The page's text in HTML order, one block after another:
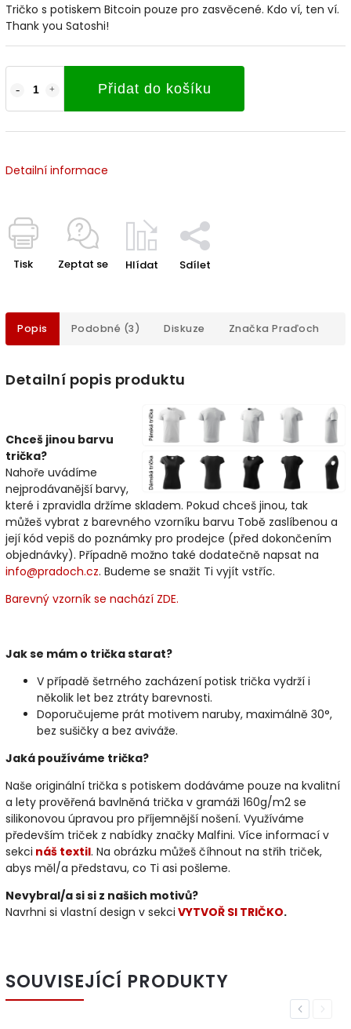
Přidat do košíku
Tričko s potiskem Bitcoin pouze pro zasvěcené. Kdo ví, ten ví.
Thank you Satoshi!
Detailní informace
Tisk Zeptat se Hlídat Sdílet
Popis Podobné (3) Diskuze Značka Praďoch
Detailní popis produktu
Chceš jinou barvu
trička?
Nahoře uvádíme
nejprodávanější barvy,
které i zpravidla držíme skladem. Pokud chceš jinou, tak
můžeš vybrat z barevného vzorníku barvu Tobě zaslíbenou a
její kód vepiš do poznámky pro prodejce (před dokončením
objednávky). Případně možno také dodatečně napsat na
info@pradoch.cz. Budeme se snažit Ti vyjít vstříc.
Barevný vzorník se nachází ZDE.
Jak se mám o trička starat?
V případě šetrného zacházení potisk trička vydrží i
několik let bez ztráty barevnosti.
Doporučujeme prát motivem naruby, maximálně 30°,
bez sušičky a bez aviváže.
Jaká používáme trička?
Naše originální trička s potiskem dodáváme pouze na kvalitní
a lety prověřená bavlněná trička v gramáži 160g/m2 se
silikonovou úpravou pro příjemnější nošení. Využíváme
především triček z nabídky značky Malfini. Více informací v
sekci náš textil. Na obrázku můžeš číhnout na střih triček,
abys měl/a představu, co Ti asi pošleme.
Nevybral/a si si z našich motivů?
Navrhni si vlastní design v sekci VYTVOŘ SI TRIČKO.
SOUVISEJÍCÍ PRODUKTY
PreviousNext